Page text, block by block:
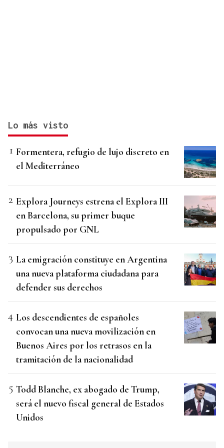
Lo más visto
Formentera, refugio de lujo discreto en
el Mediterráneo
Explora Journeys estrena el Explora III
en Barcelona, su primer buque
propulsado por GNL
La emigración constituye en Argentina
una nueva plataforma ciudadana para
defender sus derechos
Los descendientes de españoles
convocan una nueva movilización en
Buenos Aires por los retrasos en la
tramitación de la nacionalidad
Todd Blanche, ex abogado de Trump,
será el nuevo fiscal general de Estados
Unidos